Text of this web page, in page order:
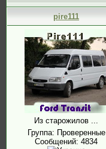
pire111
Из старожилов ...
Группа: Проверенные
Сообщений: 4834